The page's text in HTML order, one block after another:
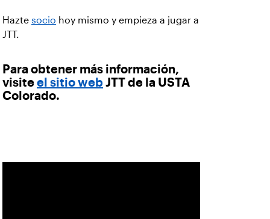
Hazte socio hoy mismo y empieza a jugar a
JTT.
Para obtener más información,
visite el sitio web JTT de la USTA
Colorado.